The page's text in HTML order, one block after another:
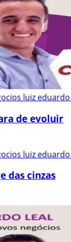
luiz
de evoluir
luiz
das cinzas